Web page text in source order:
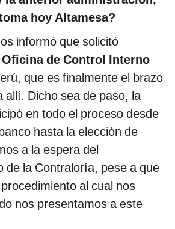
hoy Altamesa?
informó que solicitó
Oficina de Control Interno
que es finalmente el brazo
allí. Dicho sea de paso, la
en todo el proceso desde
hasta la elección de
a la espera del
de la Contraloría, pese a que
al cual nos
nos presentamos a este